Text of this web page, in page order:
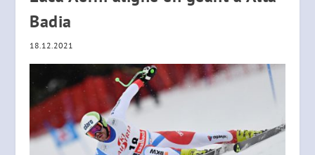
Badia
18.12.2021